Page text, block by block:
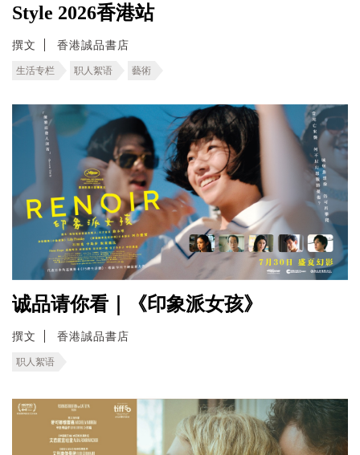
Style 2026香港站
撰文 香港誠品書店
生活专栏 职人絮语 藝術
诚品请你看｜《印象派女孩》
撰文 香港誠品書店
职人絮语